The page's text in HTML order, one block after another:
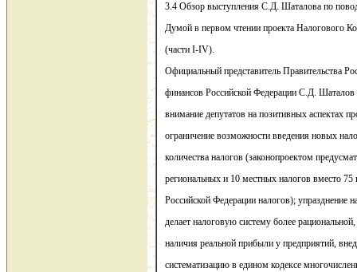
3.4 Обзор выступления С.Д. Шаталова по
Думой в первом чтении проекта Налогового
(части I-IV).
Официальный представитель Правительства
финансов Российской Федерации С.Д. Шаталов
внимание депутатов на позитивных аспектах
ограничение возможности введения новых
количества налогов (законопроектом
региональных и 10 местных налогов вместо
Российской Федерации налогов); упразднение
делает налоговую систему более
наличия реальной прибыли у предприятий,
систематизацию в едином кодексе